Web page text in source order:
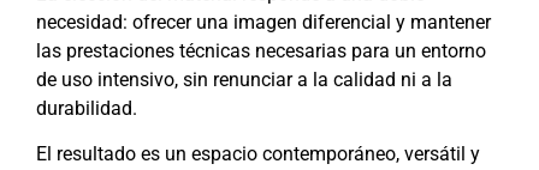
necesidad: ofrecer una imagen diferencial y mantener
las prestaciones técnicas necesarias para un entorno
de uso intensivo, sin renunciar a la calidad ni a la
durabilidad.
El resultado es un espacio contemporáneo, versátil y